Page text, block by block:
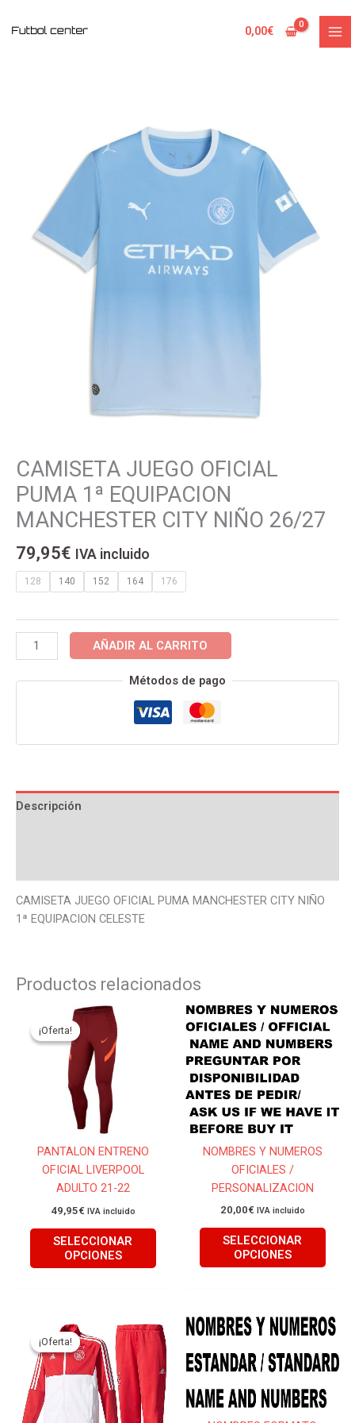
0,00€
CAMISETA JUEGO OFICIAL
PUMA 1ª EQUIPACION
MANCHESTER CITY NIÑO 26/27
79,95€ IVA incluido
128 140 152 164 176
CAMISETA
JUEGO
OFICIAL
PUMA
EQUIPACION
MANCHESTER
CITY
26/27
cantidad
AÑADIR AL CARRITO
Métodos de pago
Descripción
CAMISETA JUEGO OFICIAL PUMA MANCHESTER CITY NIÑO
1ª EQUIPACION CELESTE
Productos relacionados
¡Oferta!
¡Oferta!
PANTALON ENTRENO
OFICIAL LIVERPOOL
ADULTO 21-22
49,95€ IVA incluido
SELECCIONAR
OPCIONES
producto
múltiples
variantes.
opciones
página
producto
NOMBRES Y NUMEROS
OFICIALES /
PERSONALIZACION
20,00€ IVA incluido
SELECCIONAR
OPCIONES
Este
tiene
Las
¡Oferta!
¡Oferta!
El
precio
original
era:
89,95€.
precio
actual
es:
75,00€.
Este
producto
tiene
múltiples
variantes.
Las
Este
tiene